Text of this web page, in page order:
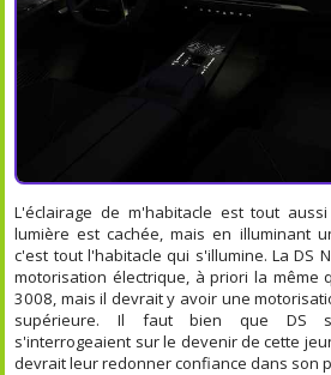
L'éclairage de m'habitacle est tout
lumière est cachée, mais en illuminant
c'est tout l'habitacle qui s'illumine. La DS
motorisation électrique, à priori la même
3008, mais il devrait y avoir une
supérieure. Il faut bien que DS
s'interrogeaient sur le devenir de cette
devrait leur redonner confiance dans son